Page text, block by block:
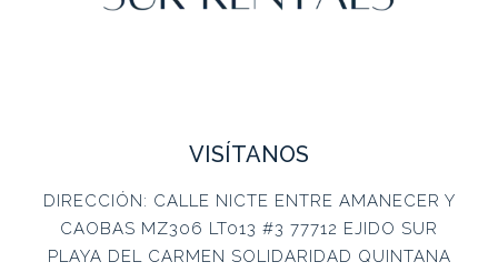
VISÍTANOS
DIRECCIÓN: CALLE NICTE ENTRE AMANECER Y
CAOBAS MZ306 LT013 #3 77712 EJIDO SUR
PLAYA DEL CARMEN SOLIDARIDAD QUINTANA